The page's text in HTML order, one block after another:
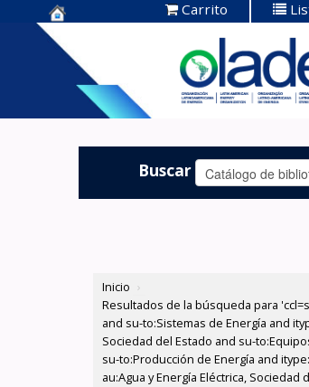
Centro de
Documentación
OLADE -
Carrito
Buscar
Inicio ›
Resultados de la búsqueda para
and su-to:Sistemas de Energía and
Sociedad del Estado and su-
su-to:Producción de Energía and
au:Agua y Energía Eléctrica,